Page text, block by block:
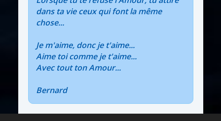
dans ta vie ceux qui font la même
chose...
Je m'aime, donc je t'aime...
Aime toi comme je t'aime...
Avec tout ton Amour...
Bernard